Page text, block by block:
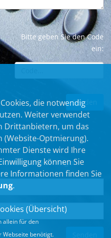
Bitte geben Sie den Code
ein:
Landtag und der Region.
die notwendig
Weiter verwendet
Drittanbietern, um das
(Website-Optmierung).
Dienste wird Ihre
können Sie
Informationen finden Sie
.
(Übersicht)
allein für den
Webseite benötigt.